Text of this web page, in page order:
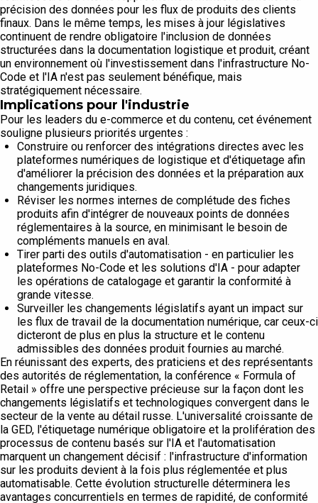
précision des données pour les flux de produits des clients
finaux. Dans le même temps, les mises à jour législatives
continuent de rendre obligatoire l'inclusion de données
structurées dans la documentation logistique et produit, créant
un environnement où l'investissement dans l'infrastructure No-
Code et l'IA n'est pas seulement bénéfique, mais
stratégiquement nécessaire.
Implications pour l'industrie
Pour les leaders du e-commerce et du contenu, cet événement
souligne plusieurs priorités urgentes :
Construire ou renforcer des intégrations directes avec les
plateformes numériques de logistique et d'étiquetage afin
d'améliorer la précision des données et la préparation aux
changements juridiques.
Réviser les normes internes de complétude des fiches
produits afin d'intégrer de nouveaux points de données
réglementaires à la source, en minimisant le besoin de
compléments manuels en aval.
Tirer parti des outils d'automatisation - en particulier les
plateformes No-Code et les solutions d'IA - pour adapter
les opérations de catalogage et garantir la conformité à
grande vitesse.
Surveiller les changements législatifs ayant un impact sur
les flux de travail de la documentation numérique, car ceux-ci
dicteront de plus en plus la structure et le contenu
admissibles des données produit fournies au marché.
En réunissant des experts, des praticiens et des représentants
des autorités de réglementation, la conférence « Formula of
Retail » offre une perspective précieuse sur la façon dont les
changements législatifs et technologiques convergent dans le
secteur de la vente au détail russe. L'universalité croissante de
la GED, l'étiquetage numérique obligatoire et la prolifération des
processus de contenu basés sur l'IA et l'automatisation
marquent un changement décisif : l'infrastructure d'information
sur les produits devient à la fois plus réglementée et plus
automatisable. Cette évolution structurelle déterminera les
avantages concurrentiels en termes de rapidité, de conformité